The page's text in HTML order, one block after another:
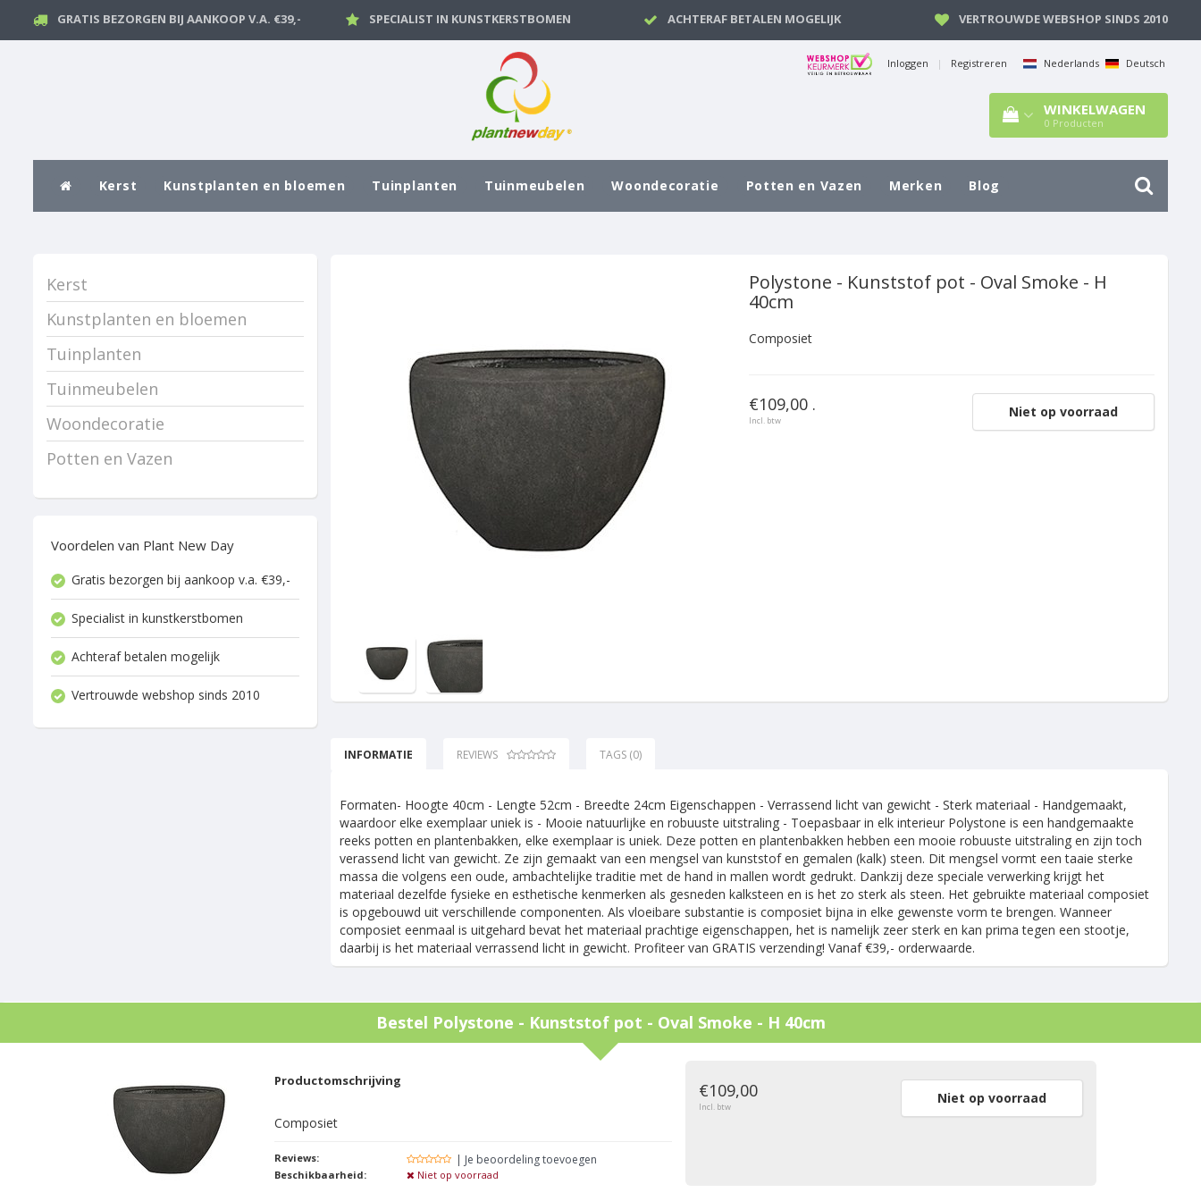
GRATIS BEZORGEN BIJ AANKOOP V.A. €39,- SPECIALIST IN KUNSTKERSTBOMEN ACHTERAF BETALEN MOGELIJK VERTROUWDE WEBSHOP SINDS 2010
Inloggen | Registreren Nederlands Deutsch
WINKELWAGEN
0 Producten
Kerst Kunstplanten en bloemen Tuinplanten Tuinmeubelen Woondecoratie Potten en Vazen Merken Blog
Kerst
Kunstplanten en bloemen
Tuinplanten
Tuinmeubelen
Woondecoratie
Potten en Vazen
Voordelen van Plant New Day
Gratis bezorgen bij aankoop v.a. €39,-
Specialist in kunstkerstbomen
Achteraf betalen mogelijk
Vertrouwde webshop sinds 2010
Polystone - Kunststof pot - Oval Smoke - H
40cm
Composiet
€109,00 .
Incl. btw
Niet op voorraad
INFORMATIE REVIEWS TAGS (0)
Formaten- Hoogte 40cm - Lengte 52cm - Breedte 24cm Eigenschappen - Verrassend licht van gewicht - Sterk materiaal - Handgemaakt,
waardoor elke exemplaar uniek is - Mooie natuurlijke en robuuste uitstraling - Toepasbaar in elk interieur Polystone is een handgemaakte
reeks potten en plantenbakken, elke exemplaar is uniek. Deze potten en plantenbakken hebben een mooie robuuste uitstraling en zijn toch
verassend licht van gewicht. Ze zijn gemaakt van een mengsel van kunststof en gemalen (kalk) steen. Dit mengsel vormt een taaie sterke
massa die volgens een oude, ambachtelijke traditie met de hand in mallen wordt gedrukt. Dankzij deze speciale verwerking krijgt het
materiaal dezelfde fysieke en esthetische kenmerken als gesneden kalksteen en is het zo sterk als steen. Het gebruikte materiaal composiet
is opgebouwd uit verschillende componenten. Als vloeibare substantie is composiet bijna in elke gewenste vorm te brengen. Wanneer
composiet eenmaal is uitgehard bevat het materiaal prachtige eigenschappen, het is namelijk zeer sterk en kan prima tegen een stootje,
daarbij is het materiaal verrassend licht in gewicht. Profiteer van GRATIS verzending! Vanaf €39,- orderwaarde.
Bestel Polystone - Kunststof pot - Oval Smoke - H 40cm
Productomschrijving
Composiet
Reviews: | Je beoordeling toevoegen
Beschikbaarheid: Niet op voorraad
€109,00
Incl. btw
Niet op voorraad